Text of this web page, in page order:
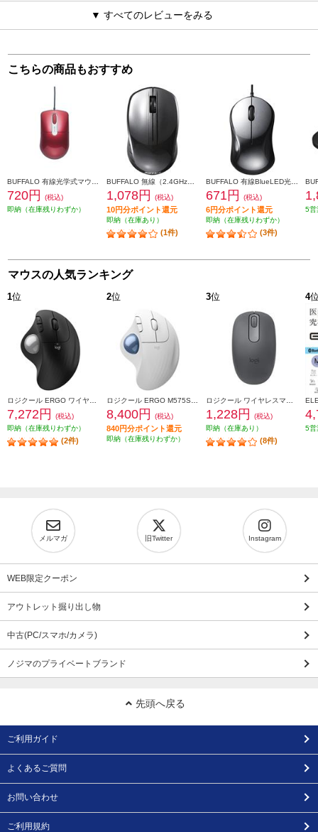
▼ すべてのレビューをみる
こちらの商品もおすすめ
720円
(税込)
即納（在庫残りわずか）
1,078円 (税込)
10円分ポイント還元
即納（在庫あり）
(1件)
671円 (税込)
6円分ポイント還元
即納（在庫残りわずか）
(3件)
5営
マウスの人気ランキング
1位
7,272円
(税込)
即納（在庫残りわずか）
(2件)
2位
8,400円 (税込)
840円分ポイント還元
即納（在庫残りわずか）
3位
1,228円
(税込)
即納（在庫あり）
(8件)
4
5営
メルマガ 旧Twitter Instagram
WEB限定クーポン
アウトレット掘り出し物
中古(PC/スマホ/カメラ)
ノジマのプライベートブランド
先頭へ戻る
ご利用ガイド
よくあるご質問
お問い合わせ
ご利用規約